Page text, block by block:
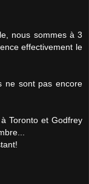
nous sommes à 3
effectivement le
ne sont pas encore
Toronto et Godfrey